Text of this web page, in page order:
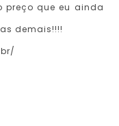
preço que eu ainda
demais!!!!